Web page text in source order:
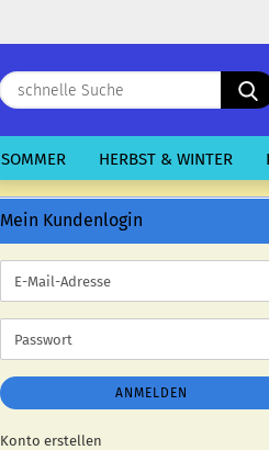
SOMMER HERBST & WINTER
Mein Kundenlogin
E-
Mail-
Adresse
Passwort
ANMELDEN
Konto erstellen